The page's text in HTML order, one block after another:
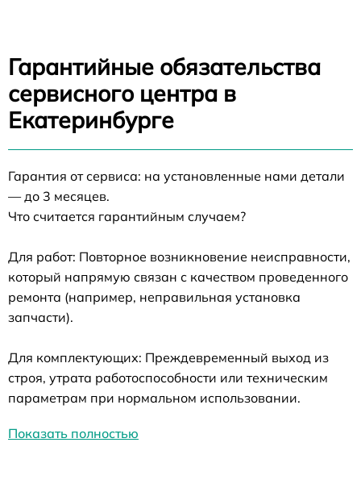
Гарантийные обязательства
сервисного центра в
Екатеринбурге
Гарантия от сервиса: на установленные нами детали
— до 3 месяцев.
Что считается гарантийным случаем?
Для работ: Повторное возникновение неисправности,
который напрямую связан с качеством проведенного
ремонта (например, неправильная установка
запчасти).
Для комплектующих: Преждевременный выход из
строя, утрата работоспособности или техническим
параметрам при нормальном использовании.
Показать полностью